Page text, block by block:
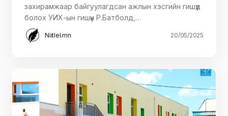
захирамжаар байгуулагдсан ажлын хэсгийн гишүүд
болох УИХ-ын гишүүн Р.Батболд,…
Niitlel.mn 20/05/2025